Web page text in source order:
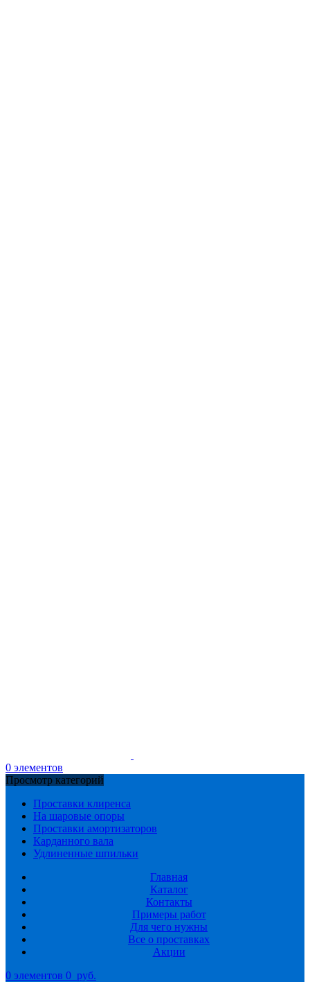
0 элементов
Просмотр категорий
Проставки клиренса
На шаровые опоры
Проставки амортизаторов
Карданного вала
Удлиненные шпильки
Главная
Каталог
Контакты
Примеры работ
Для чего нужны
Все о проставках
Акции
0 элементов 0 руб.